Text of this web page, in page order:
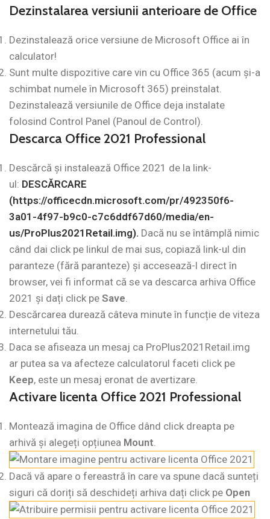
Dezinstalarea versiunii anterioare de Office
Dezinstalează orice versiune de Microsoft Office ai în
calculator!
Sunt multe dispozitive care vin cu Office 365 (acum și-a
schimbat numele în Microsoft 365) preinstalat.
Dezinstalează versiunile de Office deja instalate
folosind Control Panel (Panoul de Control).
Descarca Office 2021 Professional
Descărcă și instalează Office 2021 de la link-
ul: DESCĂRCARE
(https://officecdn.microsoft.com/pr/492350f6-
3a01-4f97-b9c0-c7c6ddf67d60/media/en-
us/ProPlus2021Retail.img). Dacă nu se întâmplă nimic
când dai click pe linkul de mai sus, copiază link-ul din
paranteze (fără paranteze) și accesează-l direct în
browser, vei fi informat că se va descarca arhiva Office
2021 și dați click pe Save.
Descărcarea durează câteva minute în funcție de viteza
internetului tău.
Daca se afiseaza un mesaj ca ProPlus2021Retail.img
ar putea sa va afecteze calculatorul faceti click pe
Keep, este un mesaj eronat de avertizare.
Activare licenta Office 2021 Professional
Montează imagina de Office dând click dreapta pe
arhivă și alegeți opțiunea Mount.
Dacă vă apare o fereastră în care va spune dacă sunteți
siguri că doriți să deschideți arhiva dați click pe Open